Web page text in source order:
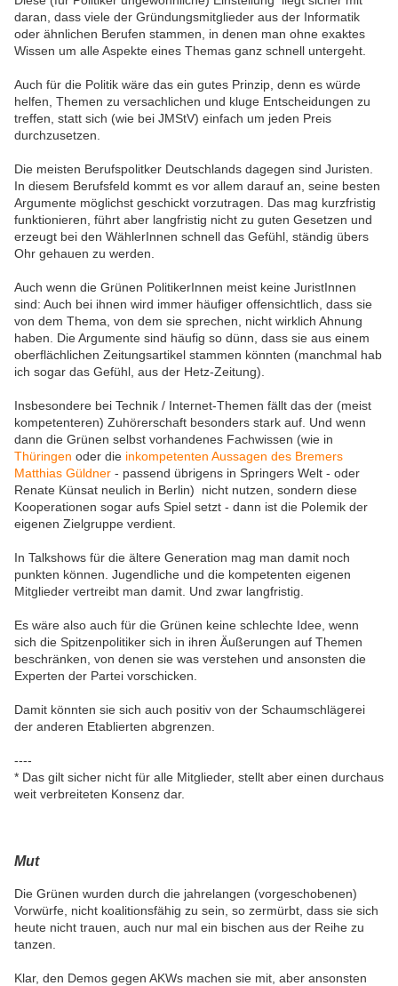
daran, dass viele der Gründungsmitglieder aus der Informatik
oder ähnlichen Berufen stammen, in denen man ohne exaktes
Wissen um alle Aspekte eines Themas ganz schnell untergeht.
Auch für die Politik wäre das ein gutes Prinzip, denn es würde
helfen, Themen zu versachlichen und kluge Entscheidungen zu
treffen, statt sich (wie bei JMStV) einfach um jeden Preis
durchzusetzen.
Die meisten Berufspolitker Deutschlands dagegen sind Juristen.
In diesem Berufsfeld kommt es vor allem darauf an, seine besten
Argumente möglichst geschickt vorzutragen. Das mag kurzfristig
funktionieren, führt aber langfristig nicht zu guten Gesetzen und
erzeugt bei den WählerInnen schnell das Gefühl, ständig übers
Ohr gehauen zu werden.
Auch wenn die Grünen PolitikerInnen meist keine JuristInnen
sind: Auch bei ihnen wird immer häufiger offensichtlich, dass sie
von dem Thema, von dem sie sprechen, nicht wirklich Ahnung
haben. Die Argumente sind häufig so dünn, dass sie aus einem
oberflächlichen Zeitungsartikel stammen könnten (manchmal hab
ich sogar das Gefühl, aus der Hetz-Zeitung).
Insbesondere bei Technik / Internet-Themen fällt das der (meist
kompetenteren) Zuhörerschaft besonders stark auf. Und wenn
dann die Grünen selbst vorhandenes Fachwissen (wie in
Thüringen oder die inkompetenten Aussagen des Bremers
Matthias Güldner - passend übrigens in Springers Welt - oder
Renate Künsat neulich in Berlin) nicht nutzen, sondern diese
Kooperationen sogar aufs Spiel setzt - dann ist die Polemik der
eigenen Zielgruppe verdient.
In Talkshows für die ältere Generation mag man damit noch
punkten können. Jugendliche und die kompetenten eigenen
Mitglieder vertreibt man damit. Und zwar langfristig.
Es wäre also auch für die Grünen keine schlechte Idee, wenn
sich die Spitzenpolitiker sich in ihren Äußerungen auf Themen
beschränken, von denen sie was verstehen und ansonsten die
Experten der Partei vorschicken.
Damit könnten sie sich auch positiv von der Schaumschlägerei
der anderen Etablierten abgrenzen.
----
* Das gilt sicher nicht für alle Mitglieder, stellt aber einen durchaus
weit verbreiteten Konsenz dar.
Mut
Die Grünen wurden durch die jahrelangen (vorgeschobenen)
Vorwürfe, nicht koalitionsfähig zu sein, so zermürbt, dass sie sich
heute nicht trauen, auch nur mal ein bischen aus der Reihe zu
tanzen.
Klar, den Demos gegen AKWs machen sie mit, aber ansonsten